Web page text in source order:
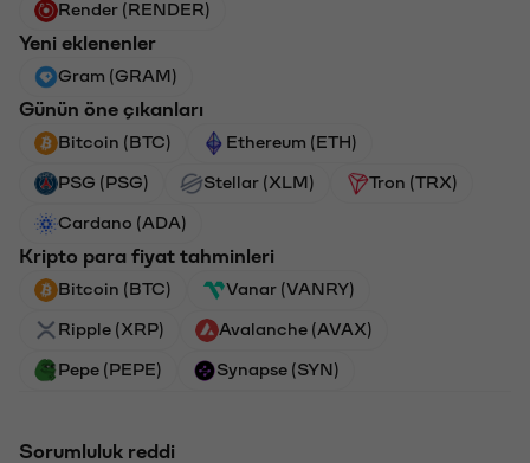
Render (RENDER)
Yeni eklenenler
Gram (GRAM)
Günün öne çıkanları
Bitcoin (BTC) Ethereum (ETH)
PSG (PSG) Stellar (XLM) Tron (TRX)
Cardano (ADA)
Kripto para fiyat tahminleri
Bitcoin (BTC) Vanar (VANRY)
Ripple (XRP) Avalanche (AVAX)
Pepe (PEPE) Synapse (SYN)
Sorumluluk reddi